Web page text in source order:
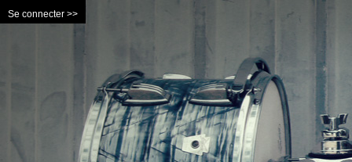
Se connecter >>